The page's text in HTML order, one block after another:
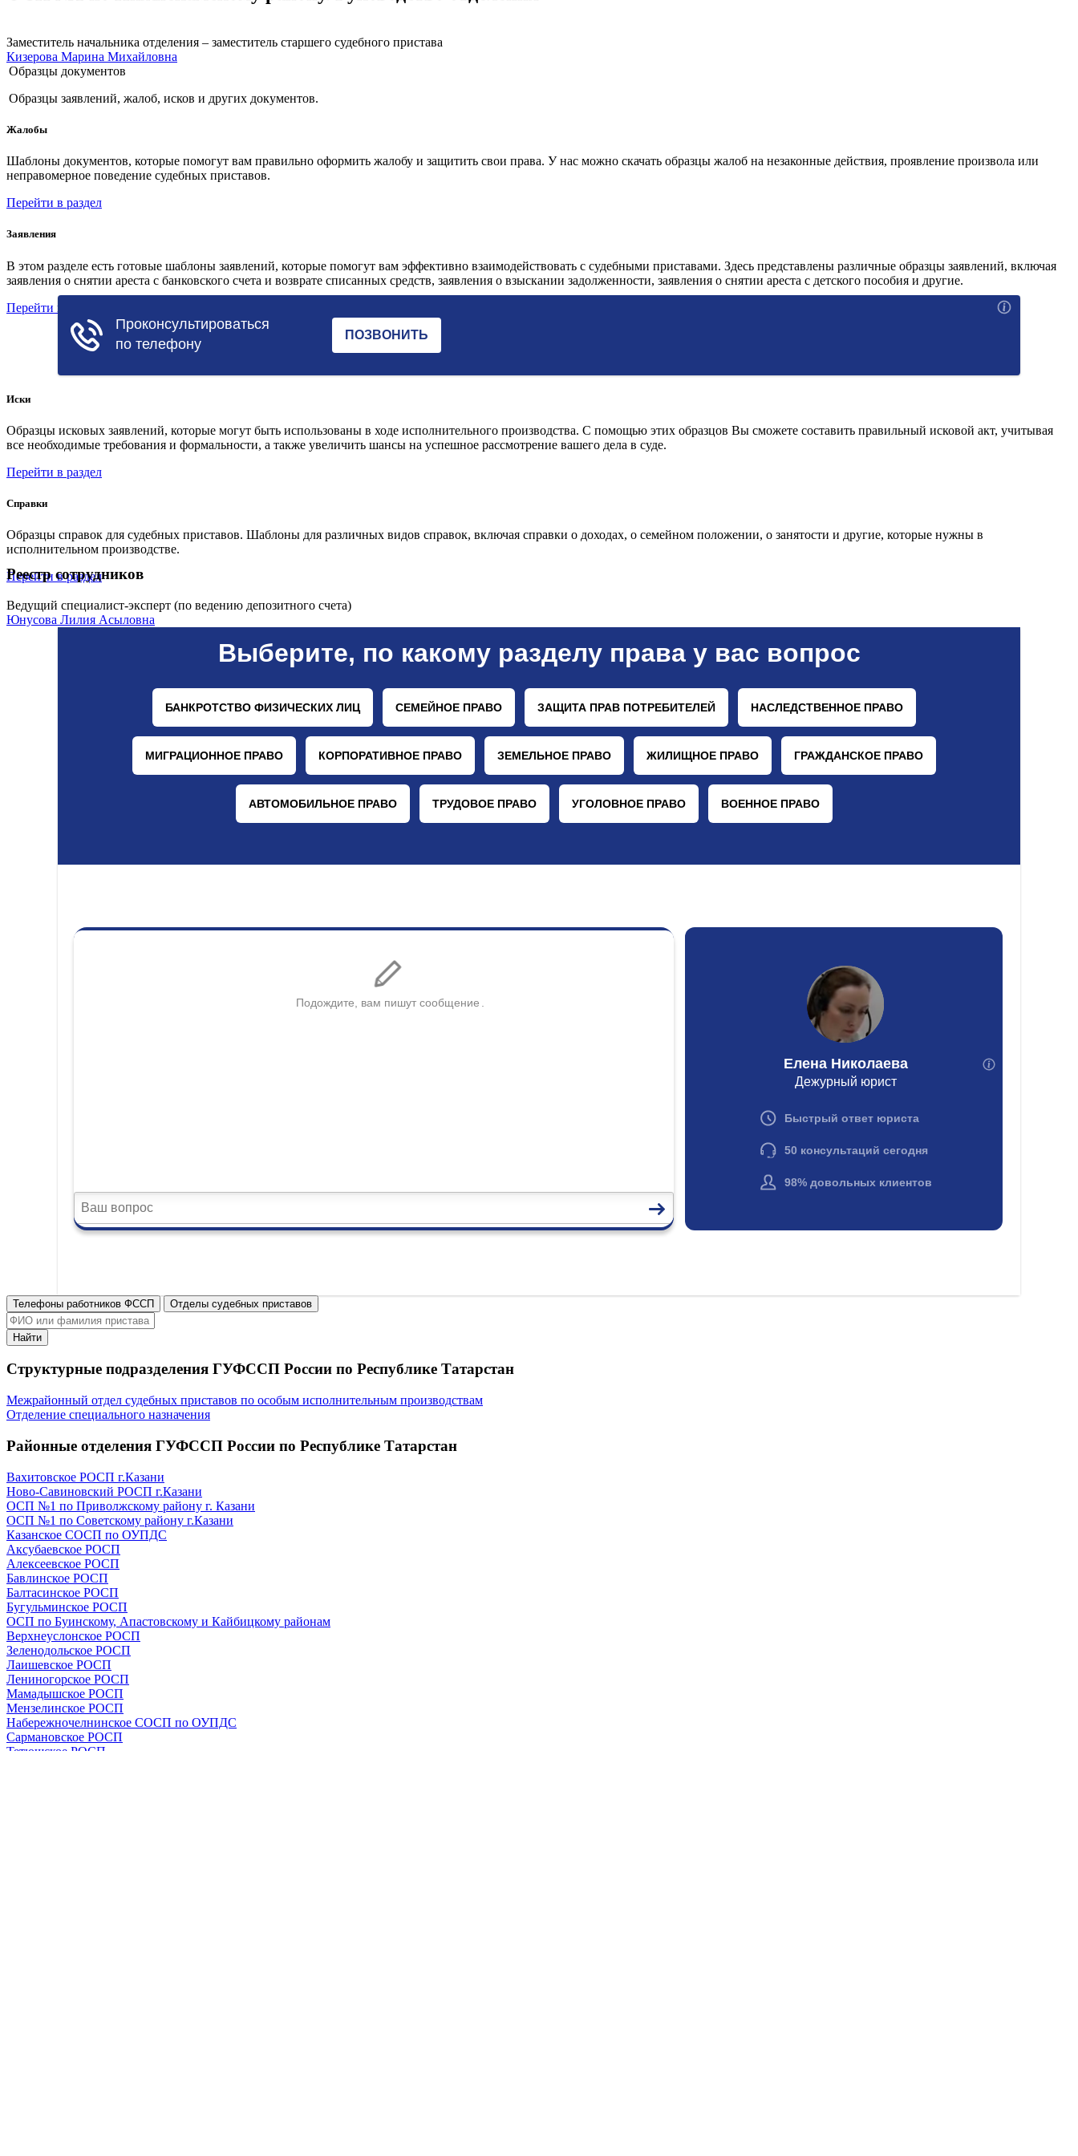
Заместитель начальника отделения – заместитель старшего судебного пристава
Кизерова Марина Михайловна
Образцы документов
Образцы заявлений, жалоб, исков и других документов.
Жалобы
Шаблоны документов, которые помогут вам правильно оформить жалобу и защитить свои права. У нас можно скачать образцы жалоб на незаконные действия, проявление произвола или
неправомерное поведение судебных приставов.
Перейти в раздел
Заявления
В этом разделе есть готовые шаблоны заявлений, которые помогут вам эффективно взаимодействовать с судебными приставами. Здесь представлены различные образцы заявлений, включая
заявления о снятии ареста с банковского счета и возврате списанных средств, заявления о взыскании задолженности, заявления о снятии ареста с детского пособия и другие.
Перейти в раздел
Иски
Образцы исковых заявлений, которые могут быть использованы в ходе исполнительного производства. С помощью этих образцов Вы сможете составить правильный исковой акт, учитывая
все необходимые требования и формальности, а также увеличить шансы на успешное рассмотрение вашего дела в суде.
Перейти в раздел
Справки
Образцы справок для судебных приставов. Шаблоны для различных видов справок, включая справки о доходах, о семейном положении, о занятости и другие, которые нужны в
исполнительном производстве.
Перейти в раздел
Реестр сотрудников
Ведущий специалист-эксперт (по ведению депозитного счета)
Юнусова Лилия Асыловна
Телефоны работников ФССП Отделы судебных приставов
Найти
Структурные подразделения ГУФССП России по Республике Татарстан
Межрайонный отдел судебных приставов по особым исполнительным производствам
Отделение специального назначения
Районные отделения ГУФССП России по Республике Татарстан
Вахитовское РОСП г.Казани
Ново-Савиновский РОСП г.Казани
ОСП №1 по Приволжскому району г. Казани
ОСП №1 по Советскому району г.Казани
Казанское СОСП по ОУПДС
Аксубаевское РОСП
Алексеевское РОСП
Бавлинское РОСП
Балтасинское РОСП
Бугульминское РОСП
ОСП по Буинскому, Апастовскому и Кайбицкому районам
Верхнеуслонское РОСП
Зеленодольское РОСП
Лаишевское РОСП
Лениногорское РОСП
Мамадышское РОСП
Мензелинское РОСП
Набережночелнинское СОСП по ОУПДС
Сармановское РОСП
Тетюшское РОСП